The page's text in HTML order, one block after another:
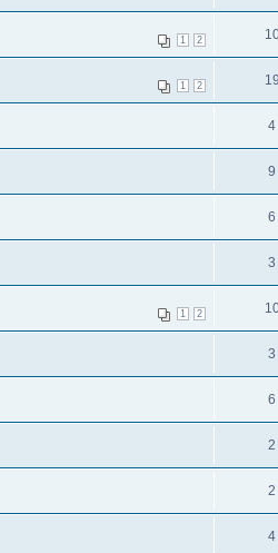
1 2
1 2 19
4
9
6
3
1 2
3
6
2
2
4